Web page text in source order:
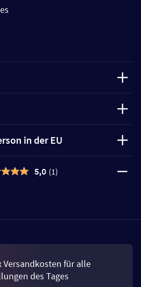
in der EU
5,0 (1)
Versandkosten für alle
des Tages